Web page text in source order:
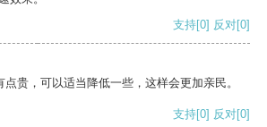
支持[0] 反对[0]
贵，可以适当降低一些，这样会更加亲民。
支持[0] 反对[0]